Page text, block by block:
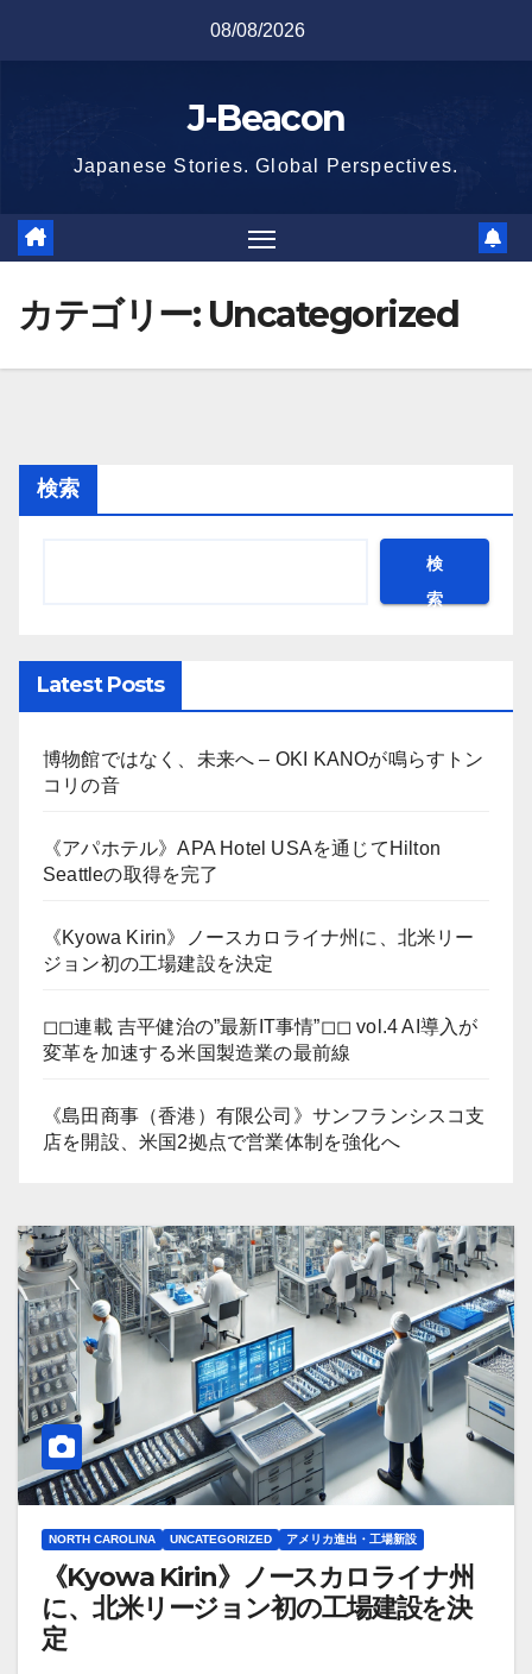
08/08/2026
J-Beacon
Japanese Stories. Global Perspectives.
カテゴリー: Uncategorized
検索
検
索
Latest Posts
博物館ではなく、未来へ – OKI KANOが鳴らすトン
コリの音
《アパホテル》APA Hotel USAを通じてHilton
Seattleの取得を完了
《Kyowa Kirin》ノースカロライナ州に、北米リー
ジョン初の工場建設を決定
◻︎◻︎連載 吉平健治の”最新IT事情”◻︎◻︎ vol.4 AI導入が
変革を加速する米国製造業の最前線
《島田商事（香港）有限公司》サンフランシスコ支
店を開設、米国2拠点で営業体制を強化へ
NORTH CAROLINA UNCATEGORIZED アメリカ進出・工場新設
《Kyowa Kirin》ノースカロライナ州
に、北米リージョン初の工場建設を決
定